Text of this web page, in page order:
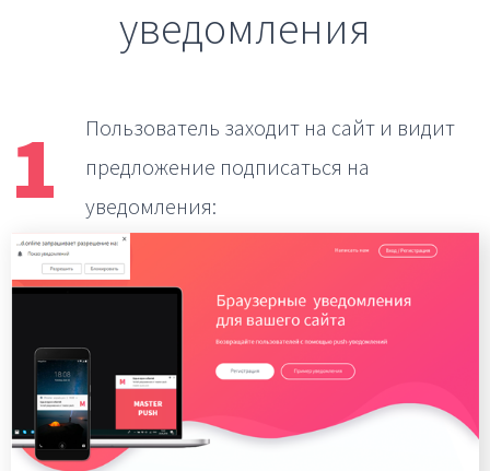
уведомления
1 Пользователь заходит на сайт и видит
предложение подписаться на
уведомления: